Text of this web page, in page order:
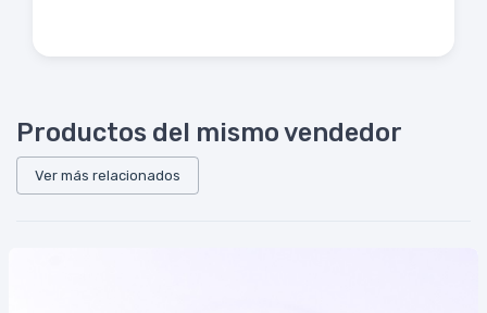
Productos del mismo vendedor
Ver más relacionados